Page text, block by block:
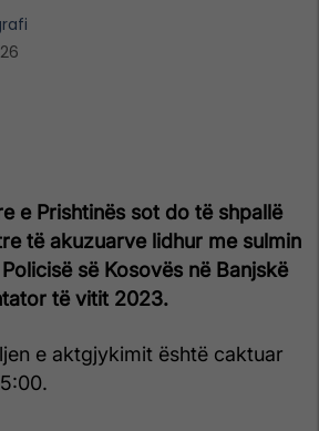
e Prishtinës sot do të shpallë
të akuzuarve lidhur me sulmin
së Kosovës në Banjskë
të vitit 2023.
e aktgjykimit është caktuar